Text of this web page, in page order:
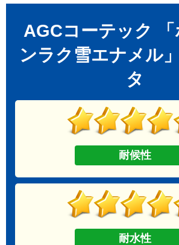
AGCコーテック 「
ンラク雪エナメル
タ
耐候性
耐水性